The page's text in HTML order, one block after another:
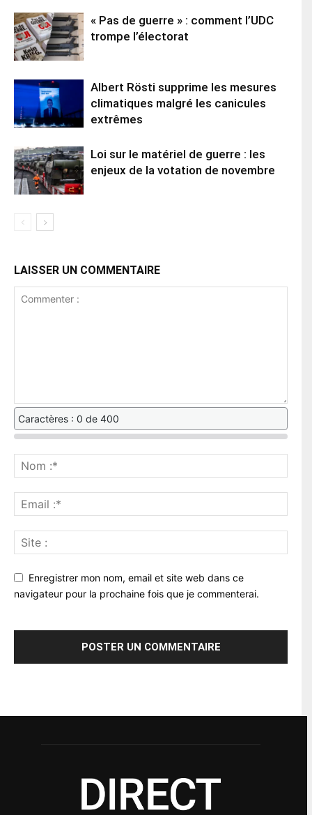
« Pas de guerre » : comment l’UDC
trompe l’électorat
Albert Rösti supprime les mesures
climatiques malgré les canicules
extrêmes
Loi sur le matériel de guerre : les
enjeux de la votation de novembre
LAISSER UN COMMENTAIRE
Caractères : 0 de 400
Enregistrer mon nom, email et site web dans ce
navigateur pour la prochaine fois que je commenterai.